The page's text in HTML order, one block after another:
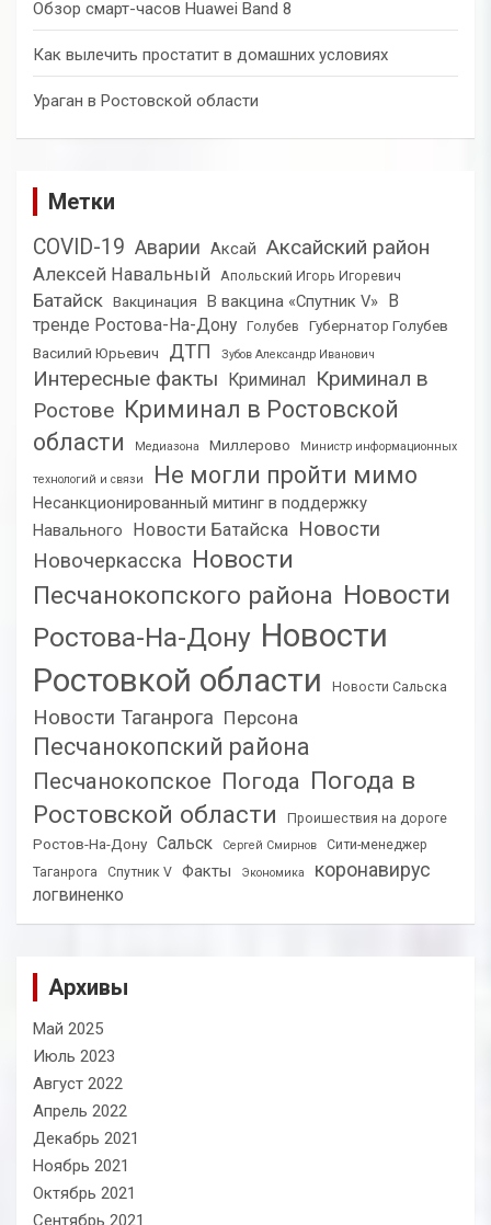
Обзор смарт-часов Huawei Band 8
Как вылечить простатит в домашних условиях
Ураган в Ростовской области
Метки
COVID-19 Аварии Аксай Аксайский район
Алексей Навальный Апольский Игорь Игоревич
Батайск Вакцинация В вакцина «Спутник V»
В
тренде Ростова-На-Дону
Голубев
Губернатор Голубев
Василий Юрьевич
ДТП Зубов Александр Иванович
Интересные факты Криминал
Криминал в
Ростове Криминал в Ростовской
области
Медиазона Миллерово Министр информационных
технологий и связи Не могли пройти мимо
Несанкционированный митинг в поддержку
Навального
Новости Батайска Новости
Новочеркасска Новости
Песчанокопского района Новости
Ростова-На-Дону Новости
Ростовкой области
Новости Сальска
Новости Таганрога Персона
Песчанокопский района
Песчанокопское Погода Погода в
Ростовской области
Проишествия на дороге
Ростов-На-Дону Сальск Сергей Смирнов
Сити-менеджер
Таганрога
Спутник V Факты Экономика коронавирус
логвиненко
Архивы
Май 2025
Июль 2023
Август 2022
Апрель 2022
Декабрь 2021
Ноябрь 2021
Октябрь 2021
Сентябрь 2021